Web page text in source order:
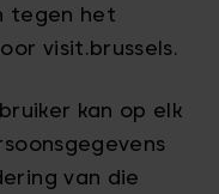
tegen het
visit.brussels.
kan op elk
van die